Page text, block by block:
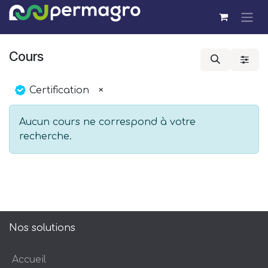
Se rendre au contenu
Cours
Certification ×
Aucun cours ne correspond à votre
recherche.
Nos solutions
Accueil